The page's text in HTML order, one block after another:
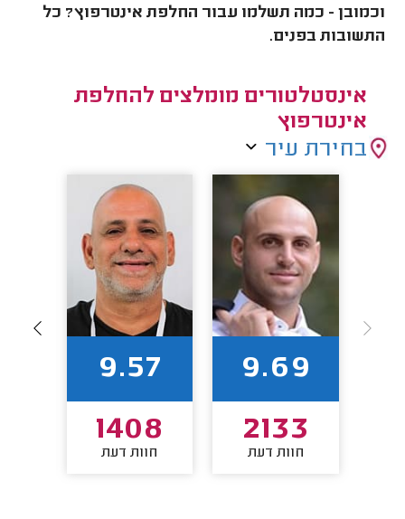
וכמובן - כמה תשלמו עבור החלפת אינטרפוץ? כל
התשובות בפנים.
אינסטלטורים מומלצים להחלפת
אינטרפוץ
בחירת עיר
9.69
2133
חוות דעת
9.57
1408
חוות דעת